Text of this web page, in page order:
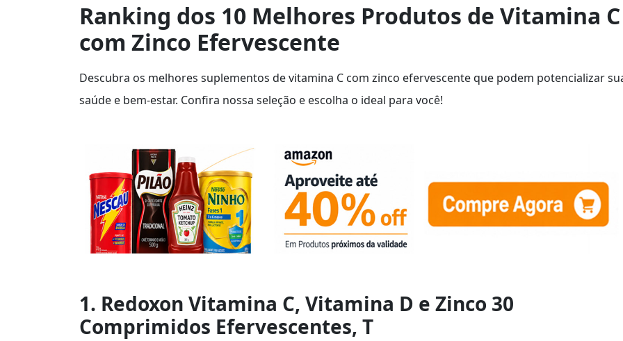
Ranking dos 10 Melhores Produtos de Vitamina C
com Zinco Efervescente
Descubra os melhores suplementos de vitamina C com zinco efervescente que podem potencializar
saúde e bem-estar. Confira nossa seleção e escolha o ideal para você!
1. Redoxon Vitamina C, Vitamina D e Zinco 30
Comprimidos Efervescentes, T